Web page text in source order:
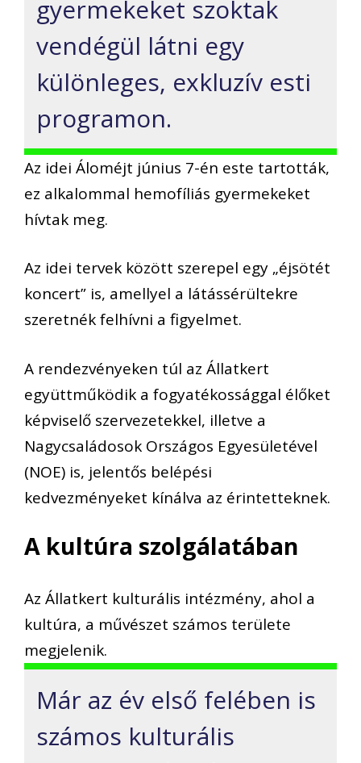
gyermekeket szoktak
vendégül látni egy
különleges, exkluzív esti
programon.
Az idei Áloméjt június 7-én este tartották,
ez alkalommal hemofíliás gyermekeket
hívtak meg.
Az idei tervek között szerepel egy „éjsötét
koncert” is, amellyel a látássérültekre
szeretnék felhívni a figyelmet.
A rendezvényeken túl az Állatkert
együttműködik a fogyatékossággal élőket
képviselő szervezetekkel, illetve a
Nagycsaládosok Országos Egyesületével
(NOE) is, jelentős belépési
kedvezményeket kínálva az érintetteknek.
A kultúra szolgálatában
Az Állatkert kulturális intézmény, ahol a
kultúra, a művészet számos területe
megjelenik.
Már az év első felében is
számos kulturális